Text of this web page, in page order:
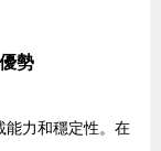
勢
能力和穩定性。在